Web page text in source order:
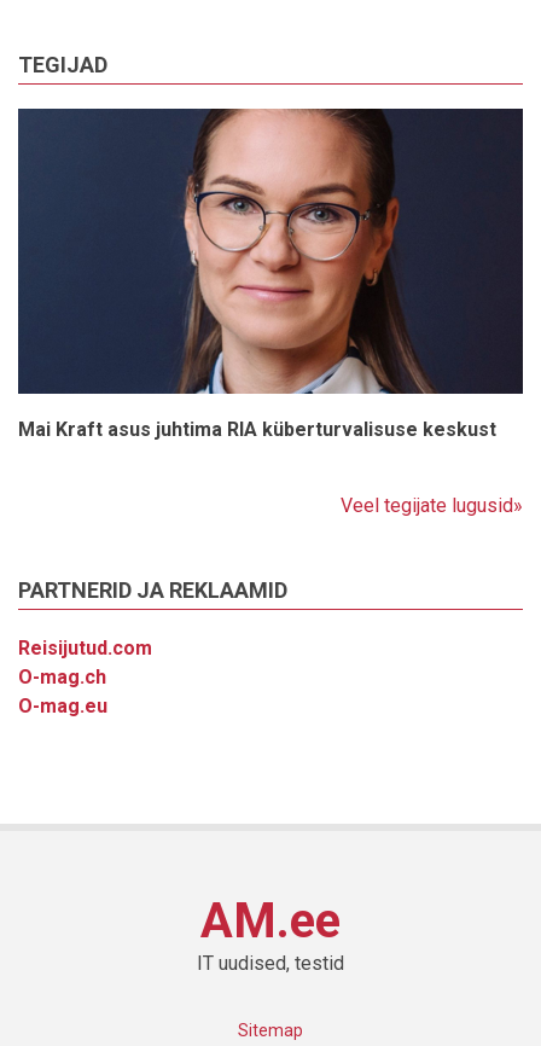
TEGIJAD
Mai Kraft asus juhtima RIA küberturvalisuse keskust
Veel tegijate lugusid»
PARTNERID JA REKLAAMID
Reisijutud.com
O-mag.ch
O-mag.eu
AM.ee
IT uudised, testid
Sitemap